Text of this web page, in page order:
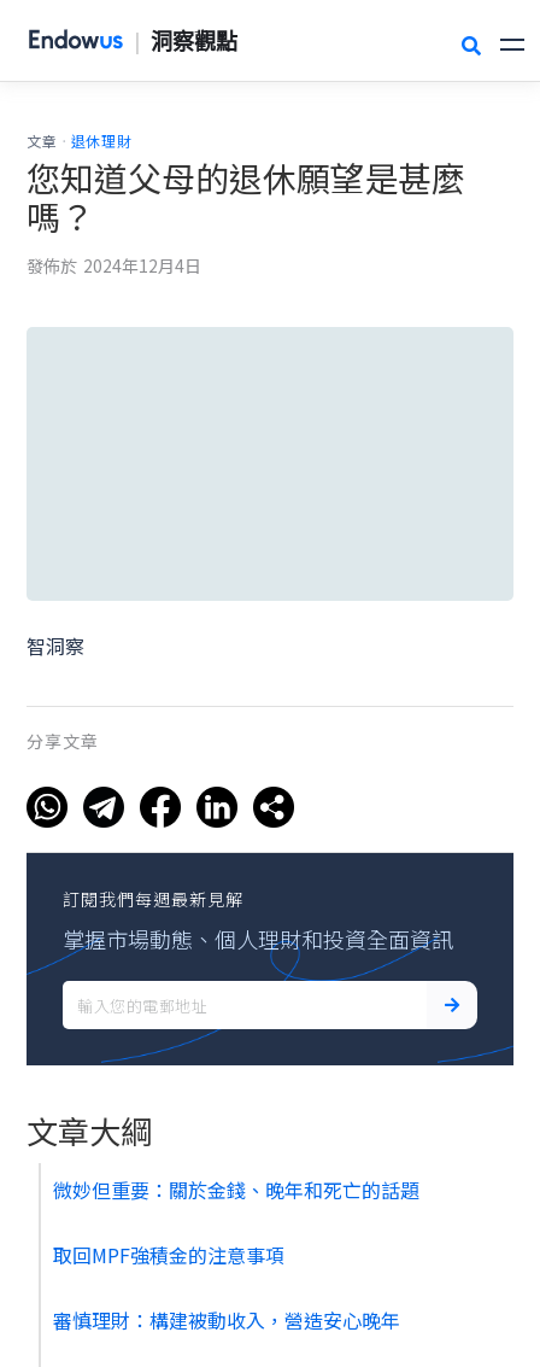
| 洞察觀點 
文章 . 退休理財
您知道父母的退休願望是甚麼
嗎？
發佈於 2024年12月4日
智洞察
分享文章
訂閱我們每週最新見解
掌握市場動態、個人理財和投資全面資訊
文章大綱
微妙但重要：關於金錢、晚年和死亡的話題
取回MPF強積金的注意事項
審慎理財：構建被動收入，營造安心晚年